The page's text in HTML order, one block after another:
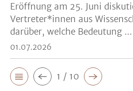
Eröffnung am 25. Juni
Vertreter*innen aus
darüber, welche Bedeutung ...
01.07.2026
1 / 10